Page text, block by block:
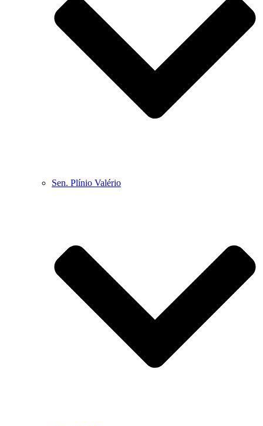
Sen. Plínio Valério